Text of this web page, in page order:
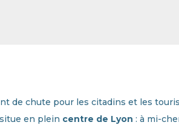
de chute pour les citadins et les
en plein centre de Lyon : à mi-